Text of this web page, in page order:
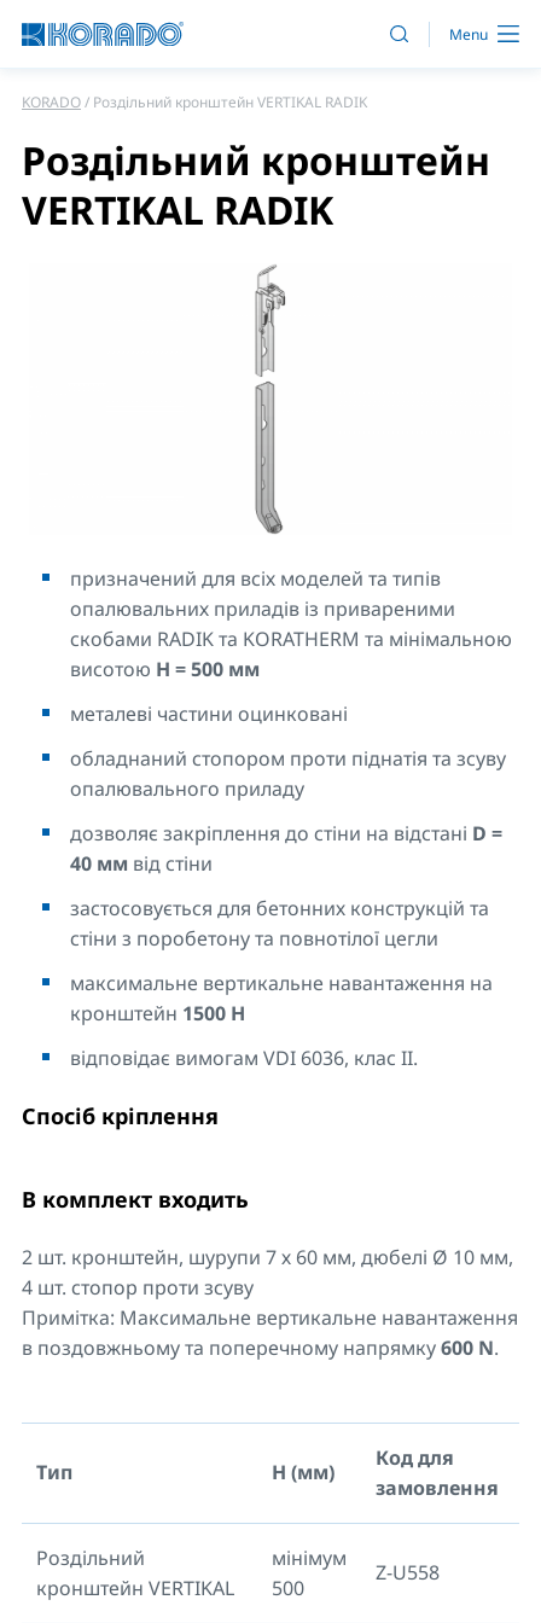
KORADO Роздільний кронштейн VERTIKAL RADIK
Роздільний кронштейн
VERTIKAL RADIK
призначений для всіх моделей та типів
опалювальних приладів із привареними
скобами RADIK та KORATHERM та мінімальною
висотою H = 500 мм
металеві частини оцинковані
обладнаний стопором проти піднатія та зсуву
опалювального приладу
дозволяє закріплення до стіни на відстані D =
40 мм від стіни
застосовується для бетонних конструкцій та
стіни з поробетону та повнотілої цегли
максимальне вертикальне навантаження на
кронштейн 1500 Н
відповідає вимогам VDI 6036, клас II.
Спосіб кріплення
В комплект входить
2 шт. кронштейн, шурупи 7 х 60 мм, дюбелі Ø 10 мм,
4 шт. стопор проти зсуву
Примітка: Максимальне вертикальне навантаження
в поздовжньому та поперечному напрямку600 N.
Тип H (мм)
Код для
замовлення
Роздільний
кронштейн VERTIKAL
мінімум
500
Z-U558